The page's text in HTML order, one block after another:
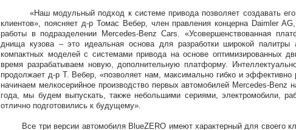
«Наш модульный подход к системе привода позволяет создавать его
клиентов», поясняет д-р Томас Вебер, член правления концерна Daimler
работы в подразделении Mercedes-Benz Cars. «Усовершенствованная
днища кузова – это идеальная основа для разработки широкой
компактных моделей с системами привода на основе оптимизированных
время разрабатываем новую, дополнительную платформу.
продолжает д-р Т. Вебер, «позволяет нам, максимально гибко и
начинаем мелкосерийное производство первых автомобилей Mercedes-
года, мы будем выпускать, также небольшими сериями, электромобили,
отлично подготовились к будущему».
Все три версии автомобиля BlueZERO имеют характерный для своего